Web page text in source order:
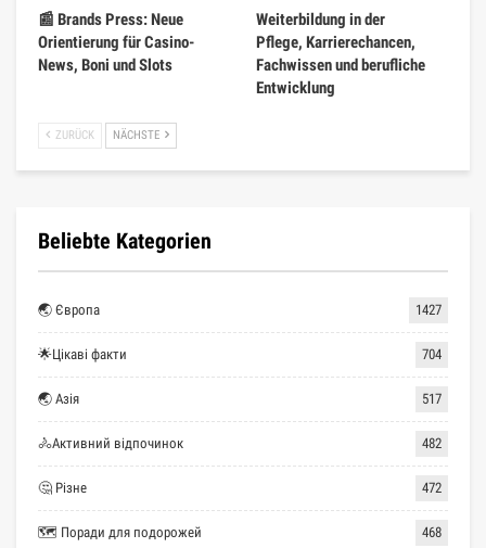
📰 Brands Press: Neue
Orientierung für Casino-
News, Boni und Slots
Weiterbildung in der
Pflege, Karrierechancen,
Fachwissen und berufliche
Entwicklung
ZURÜCK NÄCHSTE
Beliebte Kategorien
🌏 Європа 1427
🌟Цікаві факти 704
🌏 Азія 517
🚴Активний відпочинок 482
🤔 Різне 472
🗺 Поради для подорожей 468